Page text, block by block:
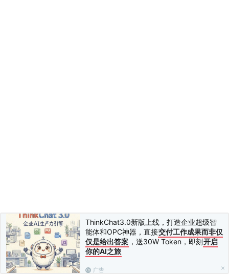
ThinkChat3.0新版上线，打造企业超级智
能体和OPC神器，直接交付工作成果而非仅
仅是给出答案 ，送30W Token，即刻开启
你的AI之旅
广告